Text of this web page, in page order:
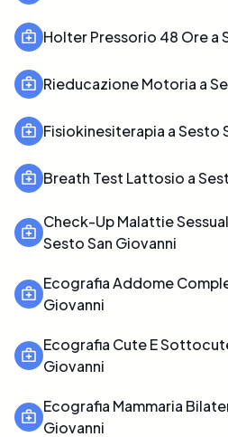
Holter Pressorio 48 Ore a
Rieducazione Motoria a
Fisiokinesiterapia a Sesto
Breath Test Lattosio a
Check-Up Malattie
Sesto San Giovanni
Ecografia Addome
Giovanni
Ecografia Cute E
Giovanni
Ecografia Mammaria
Giovanni